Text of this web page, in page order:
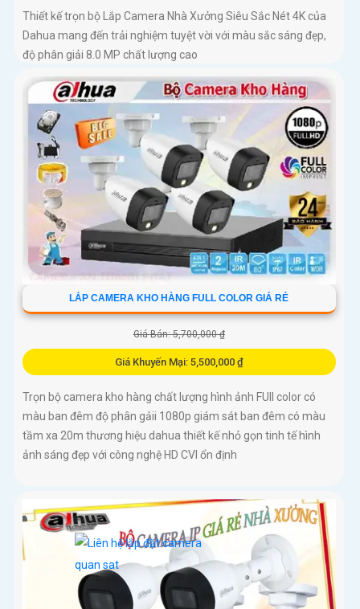
Thiết kế trọn bộ Lắp Camera Nhà Xưởng Siêu Sắc Nét 4K của
Dahua mang đến trải nghiệm tuyệt vời với màu sắc sáng đẹp,
độ phân giải 8.0 MP chất lượng cao
LẮP CAMERA KHO HÀNG FULL COLOR GIÁ RẺ
Giá Bán: 5,700,000 ₫
Giá Khuyến Mại: 5,500,000 ₫
Trọn bộ camera kho hàng chất lượng hình ảnh FUll color có
màu ban đêm độ phân gảii 1080p giám sát ban đêm có màu
tầm xa 20m thương hiệu dahua thiết kế nhỏ gọn tinh tế hình
ảnh sáng đẹp với công nghệ HD CVI ổn định